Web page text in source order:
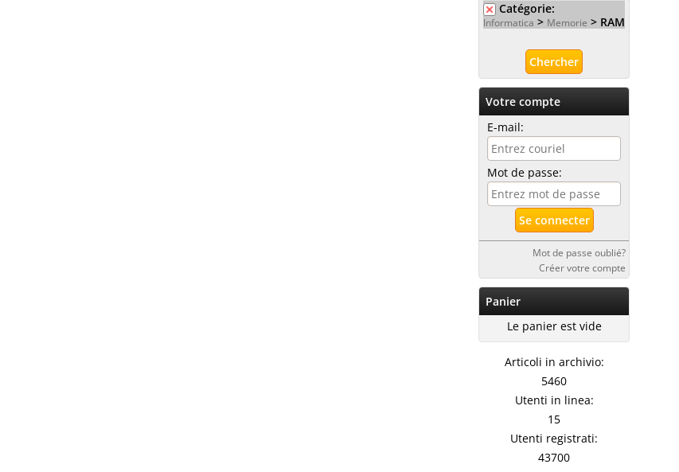
Catégorie:
Informatica > Memorie > RAM
Votre compte
E-mail:
Mot de passe:
Mot de passe oublié?
Créer votre compte
Panier
Le panier est vide
Articoli in archivio:
5460
Utenti in linea:
15
Utenti registrati:
43700